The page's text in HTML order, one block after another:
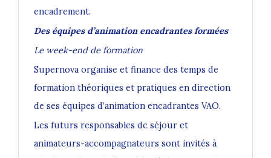
encadrement.
Des équipes d’animation encadrantes formées
Le week-end de formation
Supernova organise et finance des temps de
formation théoriques et pratiques en direction
de ses équipes d’animation encadrantes VAO.
Les futurs responsables de séjour et
animateurs-accompagnateurs sont invités à